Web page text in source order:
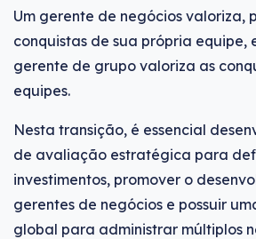
Um gerente de negócios valoriza,
conquistas de sua própria equipe,
gerente de grupo valoriza as
equipes.
Nesta transição, é essencial
de avaliação estratégica para
investimentos, promover o
gerentes de negócios e possuir
global para administrar múltiplos